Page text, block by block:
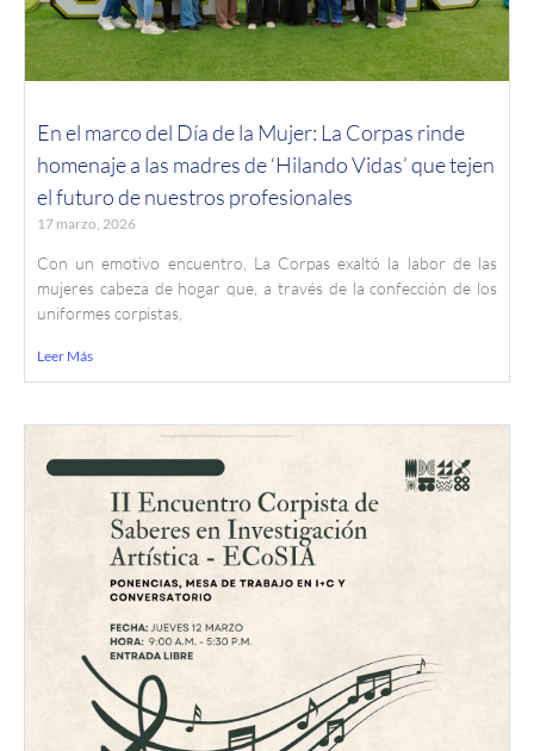
En el marco del Día de la Mujer: La Corpas rinde
homenaje a las madres de ‘Hilando Vidas’ que tejen
el futuro de nuestros profesionales
17 marzo, 2026
Con un emotivo encuentro, La Corpas exaltó la labor de las
mujeres cabeza de hogar que, a través de la confección de los
uniformes corpistas,
Leer Más